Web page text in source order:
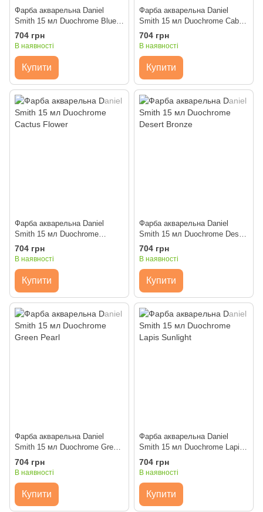
Фарба акварельна Daniel
Smith 15 мл Duochrome Blue
Pear
704 грн
В наявності
Купити
Фарба акварельна Daniel
Smith 15 мл Duochrome Cabo
Blue
704 грн
В наявності
Купити
Фарба акварельна Daniel
Smith 15 мл Duochrome
Cactus Flower
704 грн
В наявності
Купити
Фарба акварельна Daniel
Smith 15 мл Duochrome Desert
Bronze
704 грн
В наявності
Купити
Фарба акварельна Daniel
Smith 15 мл Duochrome Green
Pearl
704 грн
В наявності
Купити
Фарба акварельна Daniel
Smith 15 мл Duochrome Lapis
Sunlight
704 грн
В наявності
Купити